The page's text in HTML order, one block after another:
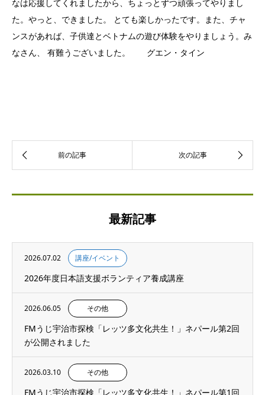
なは応援してくれましたから、ちょっとずつ頑張ってやりまし
た。やっと、できました。 とても楽しかったです。また、チャ
ンスがあれば、子供達とベトナムの遊び体験をやりましょう。み
なさん、 有難うございました。 グエン・タイン
最新記事
2026.07.02 講座/イベント
2026年度日本語支援ボランティア養成講座
2026.06.05 その他
FMうじ宇治市探検「レッツ多文化共生！」ネパール第2回
が公開されました
2026.03.10 その他
FMうじ宇治市探検「レッツ多文化共生！」ネパール第1回